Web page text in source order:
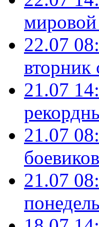
22.07
вторник
21.07
21.07
21.07